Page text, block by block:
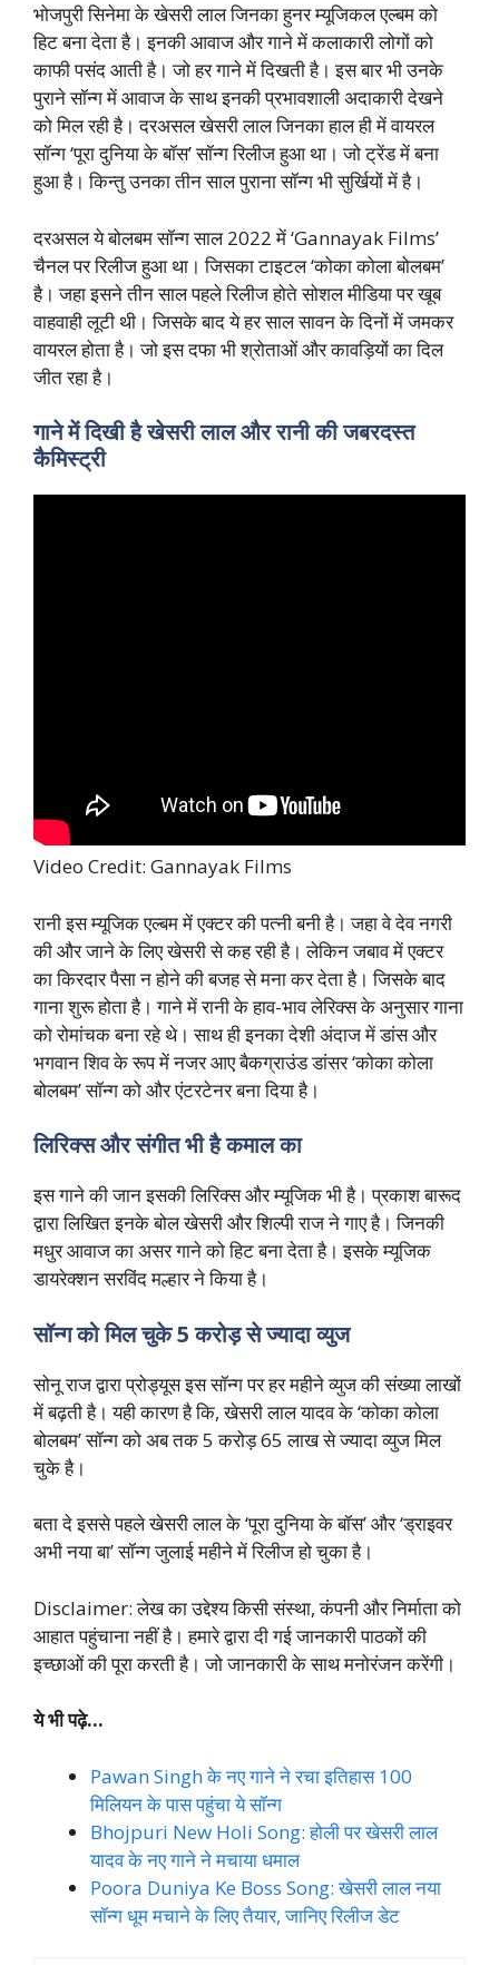
भोजपुरी सिनेमा के खेसरी लाल जिनका हुनर म्यूजिकल एल्बम को
हिट बना देता है। इनकी आवाज और गाने में कलाकारी लोगों को
काफी पसंद आती है। जो हर गाने में दिखती है। इस बार भी उनके
पुराने सॉन्ग में आवाज के साथ इनकी प्रभावशाली अदाकारी देखने
को मिल रही है। दरअसल खेसरी लाल जिनका हाल ही में वायरल
सॉन्ग ‘पूरा दुनिया के बॉस’ सॉन्ग रिलीज हुआ था। जो ट्रेंड में बना
हुआ है। किन्तु उनका तीन साल पुराना सॉन्ग भी सुर्खियों में है।
दरअसल ये बोलबम सॉन्ग साल 2022 में ‘Gannayak Films’
चैनल पर रिलीज हुआ था। जिसका टाइटल ‘कोका कोला बोलबम’
है। जहा इसने तीन साल पहले रिलीज होते सोशल मीडिया पर खूब
वाहवाही लूटी थी। जिसके बाद ये हर साल सावन के दिनों में जमकर
वायरल होता है। जो इस दफा भी श्रोताओं और कावड़ियों का दिल
जीत रहा है।
गाने में दिखी है खेसरी लाल और रानी की जबरदस्त
कैमिस्ट्री
Video Credit: Gannayak Films
रानी इस म्यूजिक एल्बम में एक्टर की पत्नी बनी है। जहा वे देव नगरी
की और जाने के लिए खेसरी से कह रही है। लेकिन जबाव में एक्टर
का किरदार पैसा न होने की बजह से मना कर देता है। जिसके बाद
गाना शुरू होता है। गाने में रानी के हाव-भाव लेरिक्स के अनुसार गाना
को रोमांचक बना रहे थे। साथ ही इनका देशी अंदाज में डांस और
भगवान शिव के रूप में नजर आए बैकग्राउंड डांसर ‘कोका कोला
बोलबम’ सॉन्ग को और एंटरटेनर बना दिया है।
लिरिक्स और संगीत भी है कमाल का
इस गाने की जान इसकी लिरिक्स और म्यूजिक भी है। प्रकाश बारूद
द्वारा लिखित इनके बोल खेसरी और शिल्पी राज ने गाए है। जिनकी
मधुर आवाज का असर गाने को हिट बना देता है। इसके म्यूजिक
डायरेक्शन सरविंद मल्हार ने किया है।
सॉन्ग को मिल चुके 5 करोड़ से ज्यादा व्युज
सोनू राज द्वारा प्रोड्यूस इस सॉन्ग पर हर महीने व्युज की संख्या लाखों
में बढ़ती है। यही कारण है कि, खेसरी लाल यादव के ‘कोका कोला
बोलबम’ सॉन्ग को अब तक 5 करोड़ 65 लाख से ज्यादा व्युज मिल
चुके है।
बता दे इससे पहले खेसरी लाल के ‘पूरा दुनिया के बॉस’ और ‘ड्राइवर
अभी नया बा’ सॉन्ग जुलाई महीने में रिलीज हो चुका है।
Disclaimer: लेख का उद्देश्य किसी संस्था, कंपनी और निर्माता को
आहात पहुंचाना नहीं है। हमारे द्वारा दी गई जानकारी पाठकों की
इच्छाओं की पूरा करती है। जो जानकारी के साथ मनोरंजन करेंगी।
ये भी पढ़े…
Pawan Singh के नए गाने ने रचा इतिहास 100
मिलियन के पास पहुंचा ये सॉन्ग
Bhojpuri New Holi Song: होली पर खेसरी लाल
यादव के नए गाने ने मचाया धमाल
Poora Duniya Ke Boss Song: खेसरी लाल नया
सॉन्ग धूम मचाने के लिए तैयार, जानिए रिलीज डेट